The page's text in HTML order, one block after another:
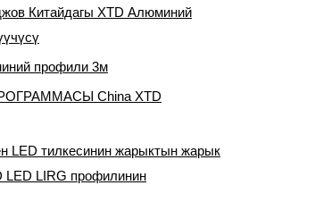
Китайдагы XTD Алюминий
профили 3м
China XTD
LED тилкесинин жарыктын жарык
LED LIRG профилинин